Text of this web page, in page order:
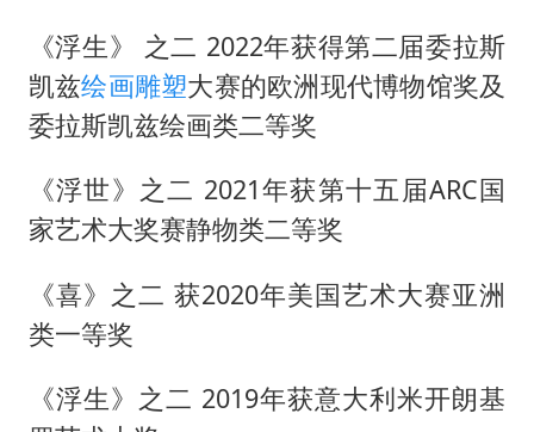
《浮生》 之二 2022年获得第二届委拉斯
凯兹绘画雕塑大赛的欧洲现代博物馆奖及
委拉斯凯兹绘画类二等奖
《浮世》之二 2021年获第十五届ARC国
家艺术大奖赛静物类二等奖
《喜》之二 获2020年美国艺术大赛亚洲
类一等奖
《浮生》之二 2019年获意大利米开朗基